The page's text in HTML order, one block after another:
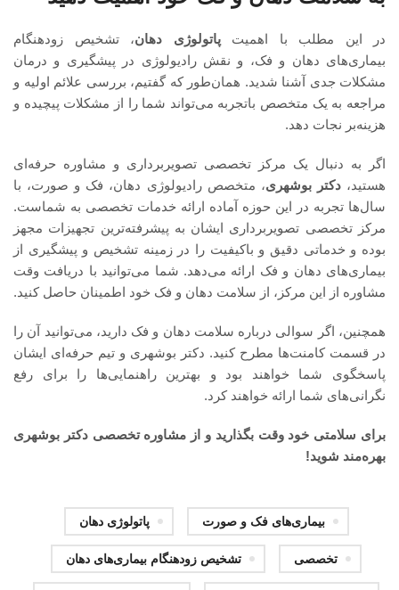
در این مطلب با اهمیتپاتولوژی دهان، تشخیص زودهنگام
بیماری‌های دهان و فک، و نقش رادیولوژی در پیشگیری و درمان
مشکلات جدی آشنا شدید. همان‌طور که گفتیم، بررسی علائم اولیه و
مراجعه به یک متخصص باتجربه می‌تواند شما را از مشکلات پیچیده و
هزینه‌بر نجات دهد.
اگر به دنبال یک مرکز تخصصی تصویربرداری و مشاوره حرفه‌ای
هستید،دکتر بوشهری، متخصص رادیولوژی دهان، فک و صورت، با
سال‌ها تجربه در این حوزه آماده ارائه خدمات تخصصی به شماست.
مرکز تخصصی تصویربرداری ایشان به پیشرفته‌ترین تجهیزات مجهز
بوده و خدماتی دقیق و باکیفیت را در زمینه تشخیص و پیشگیری از
بیماری‌های دهان و فک ارائه می‌دهد. شما می‌توانید با دریافت وقت
مشاوره از این مرکز، از سلامت دهان و فک خود اطمینان حاصل کنید.
همچنین، اگر سوالی درباره سلامت دهان و فک دارید، می‌توانید آن را
در قسمت کامنت‌ها مطرح کنید. دکتر بوشهری و تیم حرفه‌ای ایشان
پاسخگوی شما خواهند بود و بهترین راهنمایی‌ها را برای رفع
نگرانی‌های شما ارائه خواهند کرد.
برای سلامتی خود وقت بگذارید و از مشاوره تخصصی دکتر بوشهری
بهره‌مند شوید!
بیماری‌های فک و صورت پاتولوژی دهان
تخصصی تشخیص زودهنگام بیماری‌های دهان